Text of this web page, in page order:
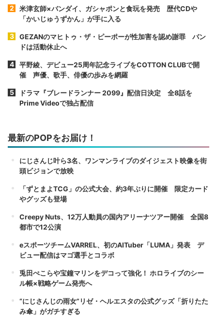
米津玄師×バンダイ、ガシャポンと食玩を発売 歴代CDや
「かいじゅうずかん」が手に入る
GEZANのマヒトゥ・ザ・ピーポーが性加害を認め謝罪 バン
ドは活動休止へ
平野綾、デビュー25周年記念ライブをCOTTON CLUBで開
催 声優、歌手、俳優の歩みを網羅
ドラマ『ブレードランナー 2099』配信日決定 全8話を
Prime Videoで独占配信
最新のPOPをお届け！
にじさんじ叶ら3名、ワンマンライブのダイジェスト映像を街
頭ビジョンで放映
「ずとまよTCG」の公式大会、約3年ぶりに開催 限定カード
やグッズも登場
Creepy Nuts、12万人動員の国内アリーナツアー開催 全国8
都市で12公演
eスポーツチームVARREL、初のAITuber「LUMA」発表 デ
ビュー配信はマゴ選手とコラボ
兎田ぺこらや宝鐘マリンをデコって強化！ ホロライブのシー
ル帳×戦略ゲーム発売へ
“にじさんじの雨女”リゼ・ヘルエスタの公式グッズ「折りたた
み傘」がガチすぎる